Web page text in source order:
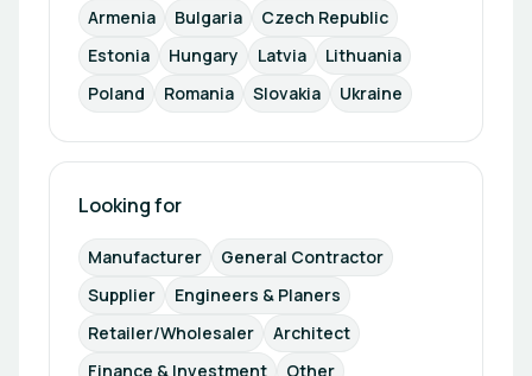
Armenia Bulgaria
Czech Republic
Estonia
Hungary Latvia
Lithuania
Poland
Romania Slovakia Ukraine
Looking for
Manufacturer
General Contractor
Supplier
Engineers & Planers
Retailer/Wholesaler
Architect
Finance & Investment
Other